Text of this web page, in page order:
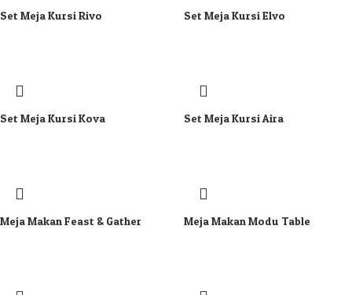
Set Meja Kursi Rivo Set Meja Kursi Elvo
Set Meja Kursi Kova Set Meja Kursi Aira
Meja Makan Feast & Gather Meja Makan Modu Table